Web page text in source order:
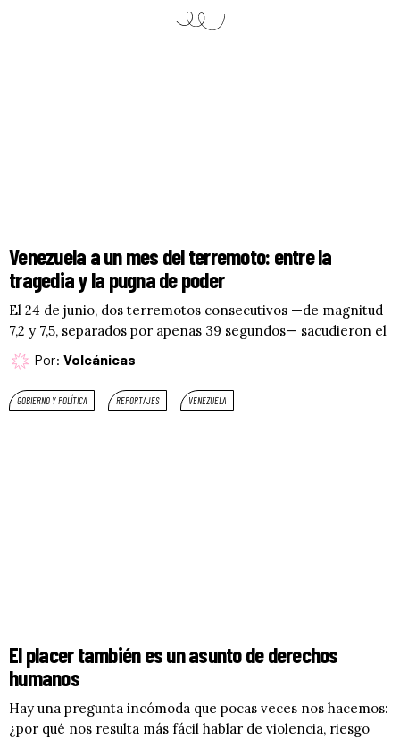
Venezuela a un mes del terremoto: entre la
tragedia y la pugna de poder
El 24 de junio, dos terremotos consecutivos —de magnitud
7,2 y 7,5, separados por apenas 39 segundos— sacudieron el
Por: Volcánicas
GOBIERNO Y POLÍTICA REPORTAJES VENEZUELA
El placer también es un asunto de derechos
humanos
Hay una pregunta incómoda que pocas veces nos hacemos:
¿por qué nos resulta más fácil hablar de violencia, riesgo